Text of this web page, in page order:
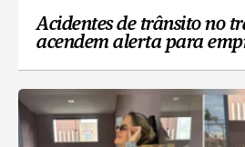
Acidentes de trânsito no
acendem alerta para